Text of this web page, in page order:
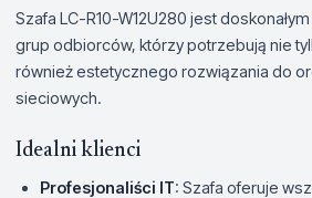
Szafa LC-R10-W12U280 jest
grup odbiorców, którzy potrzebują nie
również estetycznego rozwiązania do
sieciowych.
Idealni klienci
Profesjonaliści IT: Szafa oferuje